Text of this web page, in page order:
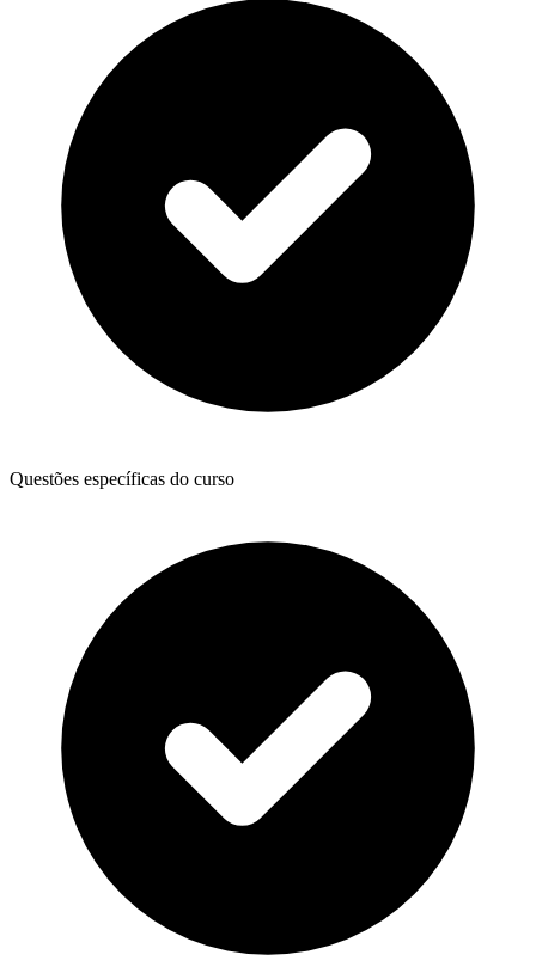
Questões específicas do curso